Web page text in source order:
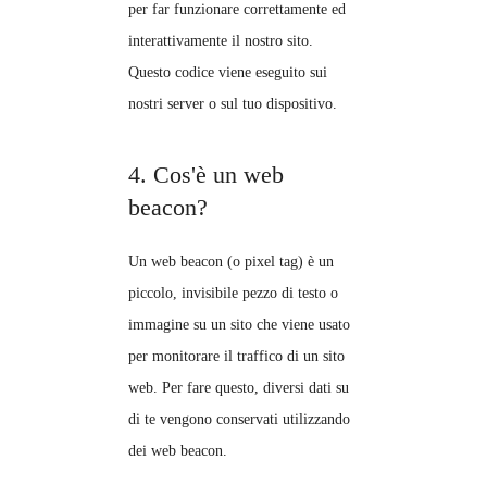
per far funzionare correttamente ed
interattivamente il nostro sito.
Questo codice viene eseguito sui
nostri server o sul tuo dispositivo.
4. Cos'è un web
beacon?
Un web beacon (o pixel tag) è un
piccolo, invisibile pezzo di testo o
immagine su un sito che viene usato
per monitorare il traffico di un sito
web. Per fare questo, diversi dati su
di te vengono conservati utilizzando
dei web beacon.